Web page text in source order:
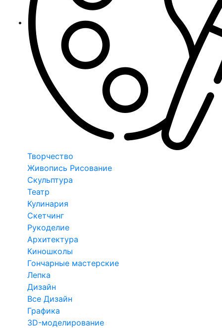
Творчество
Живопись Рисование
Скульптура
Театр
Кулинария
Скетчинг
Рукоделие
Архитектура
Киношколы
Гончарные мастерские
Лепка
Дизайн
Все Дизайн
Графика
3D-моделирование